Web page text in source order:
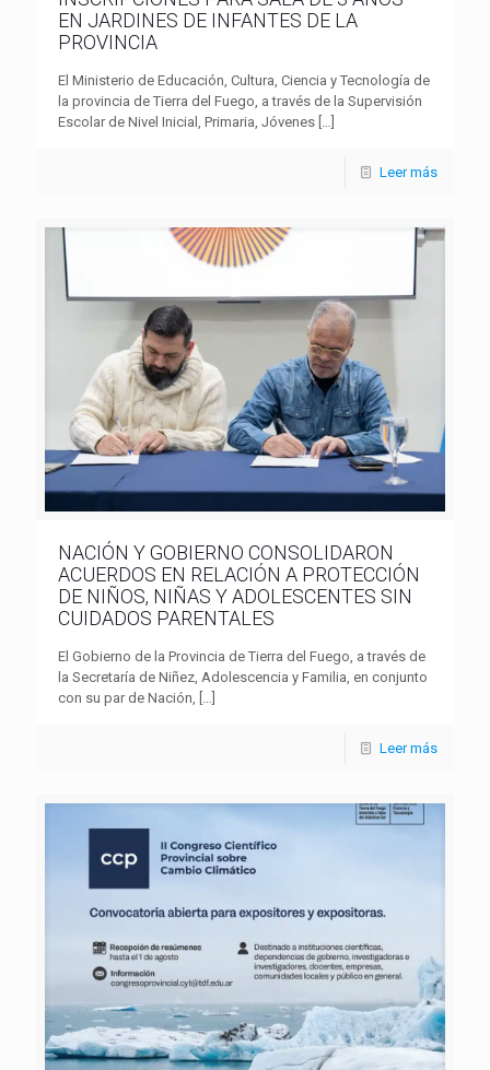
EN JARDINES DE INFANTES DE LA
PROVINCIA
El Ministerio de Educación, Cultura, Ciencia y Tecnología de
la provincia de Tierra del Fuego, a través de la Supervisión
Escolar de Nivel Inicial, Primaria, Jóvenes […]
Leer más
NACIÓN Y GOBIERNO CONSOLIDARON
ACUERDOS EN RELACIÓN A PROTECCIÓN
DE NIÑOS, NIÑAS Y ADOLESCENTES SIN
CUIDADOS PARENTALES
El Gobierno de la Provincia de Tierra del Fuego, a través de
la Secretaría de Niñez, Adolescencia y Familia, en conjunto
con su par de Nación,
Leer más